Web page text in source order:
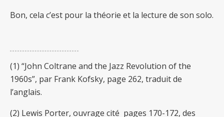
Bon, cela c’est pour la théorie et la lecture de son solo.
(1) “John Coltrane and the Jazz Revolution of the
1960s”, par Frank Kofsky, page 262, traduit de
l’anglais.
(2) Lewis Porter, ouvrage cité pages 170-172, des